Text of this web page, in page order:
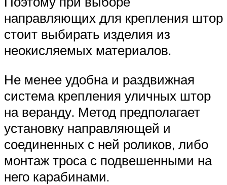
направляющих для крепления штор
стоит выбирать изделия из
неокисляемых материалов.
Не менее удобна и раздвижная
система крепления уличных штор
на веранду. Метод предполагает
установку направляющей и
соединенных с ней роликов, либо
монтаж троса с подвешенными на
него карабинами.